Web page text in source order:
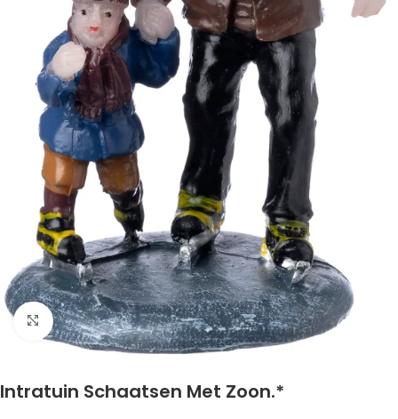
Klik om te vergroten
Intratuin Schaatsen Met Zoon.*